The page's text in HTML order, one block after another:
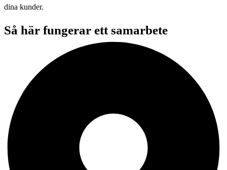
dina kunder.
Så här fungerar ett samarbete